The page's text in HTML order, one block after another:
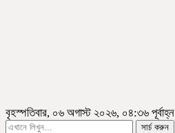
বৃহস্পতিবার, ০৬ অগাস্ট ২০২৬, ০৪:৩৬ পূর্বাহ্ন
সার্চ করুন